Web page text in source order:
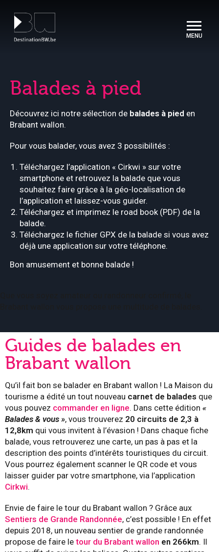
Balades à pied
Découvrez ici notre sélection de balades à pied en
Brabant wallon.
Pour vous balader, vous avez 3 possibilités :
Téléchargez l’application « Cirkwi » sur votre
smartphone et retrouvez la balade que vous
souhaitez faire grâce à la géo-localisation de
l’application et laissez-vous guider.
Téléchargez et imprimez le road book (PDF) de la
balade.
Téléchargez le fichier GPX de la balade si vous avez
déjà une application sur votre téléphone.
Bon amusement et bonne balade !
Guides de balades en
Brabant wallon
Qu’il fait bon se balader en Brabant wallon ! La Maison du
tourisme a édité un tout nouveau carnet de balades que
vous pouvez commander en ligne. Dans cette édition «
Balades & vous », vous trouverez 20 circuits de 2,3 à
12,8km qui vous invitent à l’évasion ! Dans chaque fiche
balade, vous retrouverez une carte, un pas à pas et la
description des points d’intérêts touristiques du circuit.
Vous pourrez également scanner le QR code et vous
laisser guider par votre smartphone, via l’application
Cirkwi.
Envie de faire le tour du Brabant wallon ? Grâce aux
Sentiers de Grande Randonnée, c’est possible ! En effet
depuis 2018, un nouveau sentier de grande randonnée
propose de faire le tour du Brabant wallon en 266km. Il